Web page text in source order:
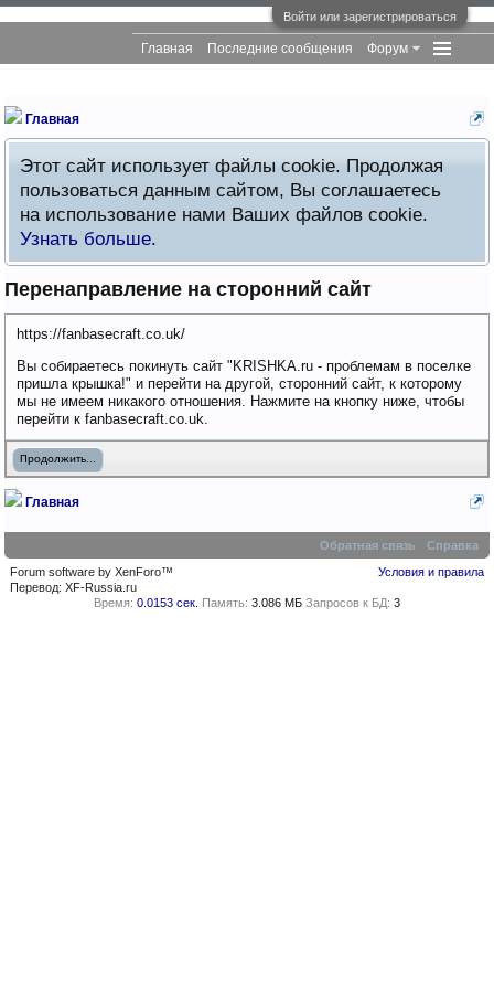
Войти или зарегистрироваться
Главная
Этот сайт использует файлы cookie. Продолжая
пользоваться данным сайтом, Вы соглашаетесь
на использование нами Ваших файлов cookie.
Узнать больше.
Перенаправление на сторонний сайт
https://fanbasecraft.co.uk/
Вы собираетесь покинуть сайт "KRISHKA.ru - проблемам в поселке
пришла крышка!" и перейти на другой, сторонний сайт, к которому
мы не имеем никакого отношения. Нажмите на кнопку ниже, чтобы
перейти к fanbasecraft.co.uk.
Продолжить...
Главная
Главная Последние сообщения Форум
Обратная связь
Справка
Условия и правила
Forum software by XenForo™
Перевод:XF-Russia.ru
Время: 0.0153 сек. Память: 3.086 МБ Запросов к БД: 3